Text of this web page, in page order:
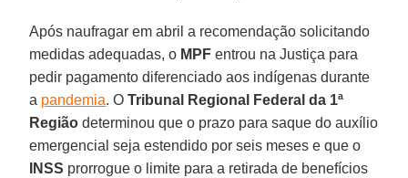
Após naufragar em abril a recomendação solicitando
medidas adequadas, o MPF entrou na Justiça para
pedir pagamento diferenciado aos indígenas durante
a pandemia. OTribunal Regional Federal da 1ª
Região determinou que o prazo para saque do auxílio
emergencial seja estendido por seis meses e que o
INSS prorrogue o limite para a retirada de benefícios